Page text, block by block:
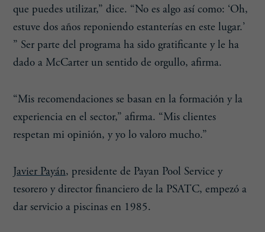
que puedes utilizar,” dice. “No es algo así como: ‘Oh,
estuve dos años reponiendo estanterías en este lugar.’
” Ser parte del programa ha sido gratificante y le ha
dado a McCarter un sentido de orgullo, afirma.
“Mis recomendaciones se basan en la formación y la
experiencia en el sector,” afirma. “Mis clientes
respetan mi opinión, y yo lo valoro mucho.”
Javier Payán, presidente de Payan Pool Service y
tesorero y director financiero de la PSATC, empezó a
dar servicio a piscinas en 1985.